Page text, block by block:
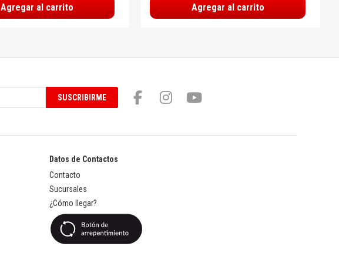
Agregar al carrito Agregar al carrito
SUSCRIBIRME
Datos de Contactos
Contacto
Sucursales
¿Cómo llegar?